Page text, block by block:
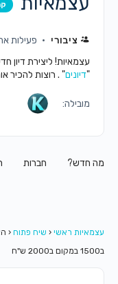
ציבורי
פעילות
עצמאיות! ליצירת דיון
דיונים" . רוצות להכיר
מובילה:
מה חדש? חברות
עצמאיות ראשי ‹ שיח פתוח ‹
ב1500 במקום ב2000 ש"ח